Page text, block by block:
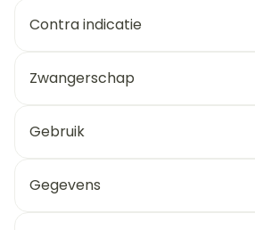
Contra indicatie
Zwangerschap
Gebruik
Gegevens